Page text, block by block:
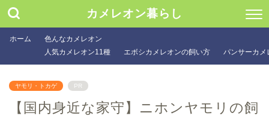
カメレオン暮らし
ホーム
色んなカメレオン
人気カメレオン11種
エボシカメレオンの飼い方 パンサーカメ
ヤモリ・トカゲ PR
【国内身近な家守】ニホンヤモリの飼